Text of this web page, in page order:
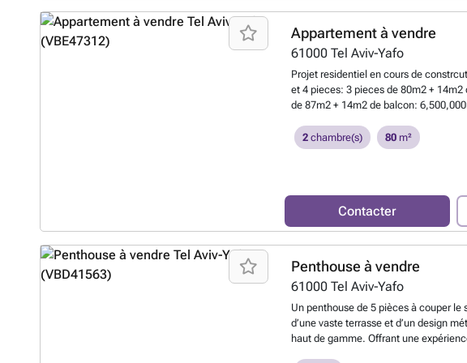
Appartement à vendre
61000 Tel Aviv-Yafo
Projet residentiel en cours de
et 4 pieces: 3 pieces de 80m2 +
de 87m2 + 14m2 de balcon:
contacter: ☎️ ### Elisabeth Dray ###
immobiliere: 2% + TVAEn savoir plus ?
2chambre(s) 80m²
Contacter
Penthouse à vendre
61000 Tel Aviv-Yafo
Un penthouse de 5 pièces à couper le
d’une vaste terrasse et d’un design
haut de gamme. Offrant une